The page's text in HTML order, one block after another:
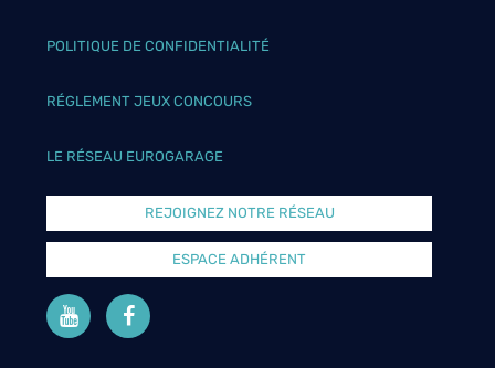
POLITIQUE DE CONFIDENTIALITÉ
RÉGLEMENT JEUX CONCOURS
LE RÉSEAU EUROGARAGE
REJOIGNEZ NOTRE RÉSEAU
ESPACE ADHÉRENT